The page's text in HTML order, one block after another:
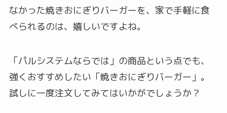
なかった焼きおにぎりバーガーを、家で手軽に食
べられるのは、嬉しいですよね。
「パルシステムならでは」の商品という点でも、
強くおすすめしたい「焼きおにぎりバーガー」。
試しに一度注文してみてはいかがでしょうか？